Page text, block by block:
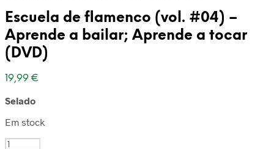
Escuela de flamenco (vol. #04) –
Aprende a bailar; Aprende a tocar
(DVD)
19,99 €
Selado
Em stock
Quantidade